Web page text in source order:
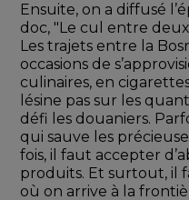
Ensuite, on a diffusé
doc, "Le cul entre
Les trajets entre la
occasions de
culinaires, en
lésine pas sur les
défi les douaniers.
qui sauve les
fois, il faut accepter
produits. Et surtout, il
où on arrive à la